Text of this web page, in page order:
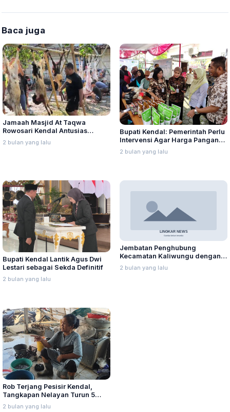
Baca juga
Jamaah Masjid At Taqwa
Rowosari Kendal Antusias
Berkurban, Sembelih 22 Sapi
dan 15 Ekor Kambing
2 bulan yang lalu
Bupati Kendal: Pemerintah Perlu
Intervensi Agar Harga Pangan
Tidak Memberatkan Masyarakat
2 bulan yang lalu
Bupati Kendal Lantik Agus Dwi
Lestari sebagai Sekda Definitif
2 bulan yang lalu
Jembatan Penghubung
Kecamatan Kaliwungu dengan
Brangsong Putus dan Hanyut
Diterjang Banjir Sungai Waridin
2 bulan yang lalu
Rob Terjang Pesisir Kendal,
Tangkapan Nelayan Turun 5
Persen: Harga Ikan Ikut Anjlok
2 bulan yang lalu